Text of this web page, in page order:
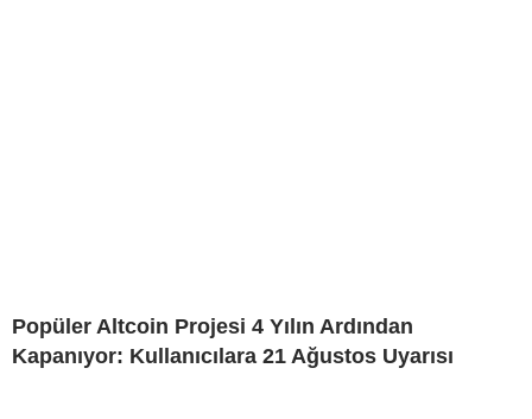
Popüler Altcoin Projesi 4 Yılın Ardından
Kapanıyor: Kullanıcılara 21 Ağustos Uyarısı